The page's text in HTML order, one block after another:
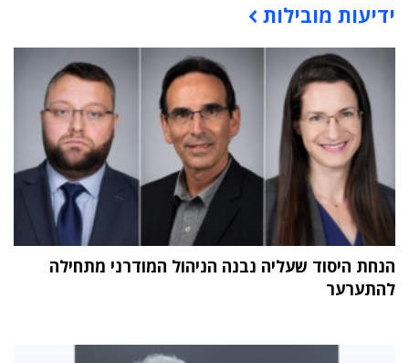
תוכן פרסומי
ידיעות מובילות
הנחת היסוד שעליה נבנה הניהול המודרני מתחילה
להתערער